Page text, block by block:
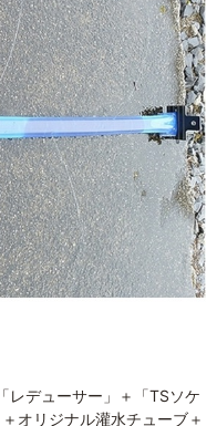
デューサー」＋「TSソケ
オリジナル灌水チューブ＋